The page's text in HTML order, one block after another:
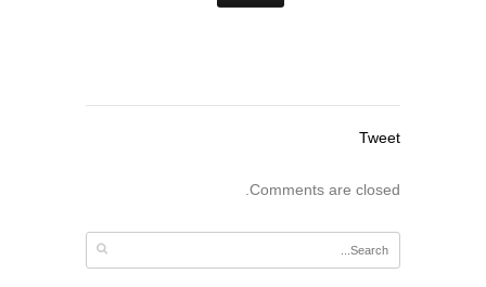
Tweet
Comments are closed.